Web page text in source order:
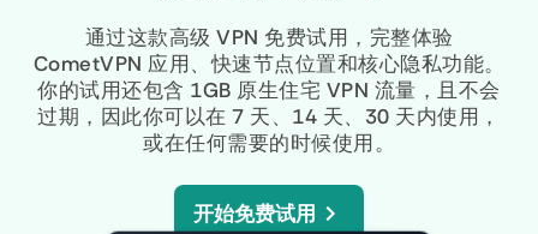
通过这款高级 VPN 免费试用，完整体验
CometVPN 应用、快速节点位置和核心隐私功能。
你的试用还包含 1GB 原生住宅 VPN 流量，且不会
过期，因此你可以在 7 天、14 天、30 天内使用，
或在任何需要的时候使用。
开始免费试用